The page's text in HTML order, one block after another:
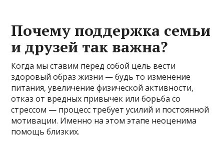
Почему поддержка семьи
и друзей так важна?
Когда мы ставим перед собой цель вести
здоровый образ жизни — будь то изменение
питания, увеличение физической активности,
отказ от вредных привычек или борьба со
стрессом — процесс требует усилий и постоянной
мотивации. Именно на этом этапе неоценима
помощь близких.